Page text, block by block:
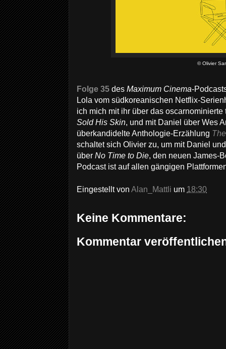
© Olivier
Folge 35 des Maximum Cinema-
Lola vom südkoreanischen Netflix-
ich mich mit ihr über das
Sold His Skin, und mit Daniel über Wes
überkandidelte Anthologie-Erzählung
schaltet sich Olivier zu, um mit Daniel
über No Time to Die, den neuen James-
Podcast ist auf allen gängigen
Eingestellt von Alan_Mattli um 18:30
Keine Kommentare:
Kommentar